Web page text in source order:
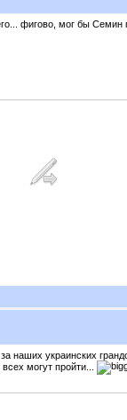
фигово, мог бы Семин
наших украинских
могут пройти...